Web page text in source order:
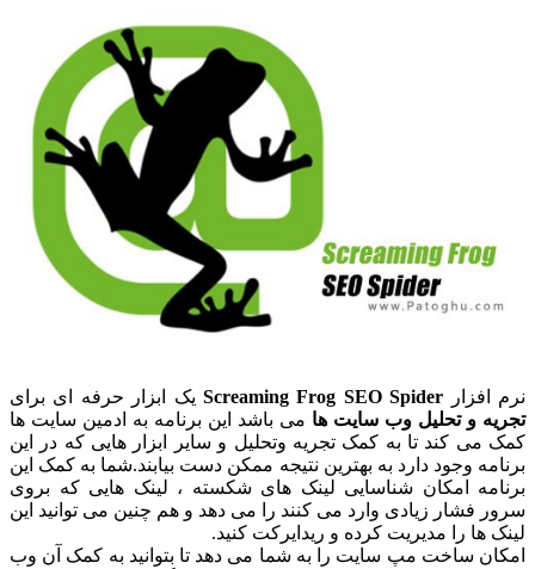
نرم افزار Screaming Frog SEO Spider یک ابزار حرفه ای برای
تجریه و تحلیل وب سایت ها می باشد این برنامه به ادمین سایت ها
کمک می کند تا به کمک تجریه وتحلیل و سایر ابزار هایی که در این
برنامه وجود دارد به بهترین نتیجه ممکن دست بیابند.شما به کمک این
برنامه امکان شناسایی لینک های شکسته ، لینک هایی که بروی
سرور فشار زیادی وارد می کنند را می دهد و هم چنین می توانید این
لینک ها را مدیریت کرده و ریدایرکت کنید.
امکان ساخت مپ سایت را به شما می دهد تا بتوانید به کمک آن وب